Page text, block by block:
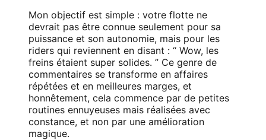
Mon objectif est simple : votre flotte ne
devrait pas être connue seulement pour sa
puissance et son autonomie, mais pour les
riders qui reviennent en disant : “ Wow, les
freins étaient super solides. ” Ce genre de
commentaires se transforme en affaires
répétées et en meilleures marges, et
honnêtement, cela commence par de petites
routines ennuyeuses mais réalisées avec
constance, et non par une amélioration
magique.